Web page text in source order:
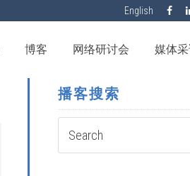
English
博客 网络研讨会 媒体
播客搜索